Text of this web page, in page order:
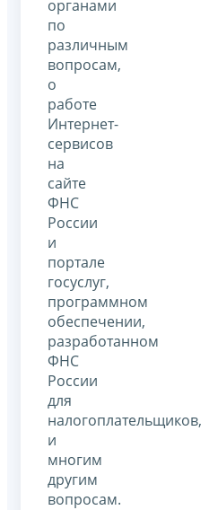
органами
по
различным
вопросам,
о
работе
Интернет-
сервисов
на
сайте
ФНС
России
и
портале
госуслуг,
программном
обеспечении,
разработанном
ФНС
России
для
налогоплательщиков,
и
многим
другим
вопросам.